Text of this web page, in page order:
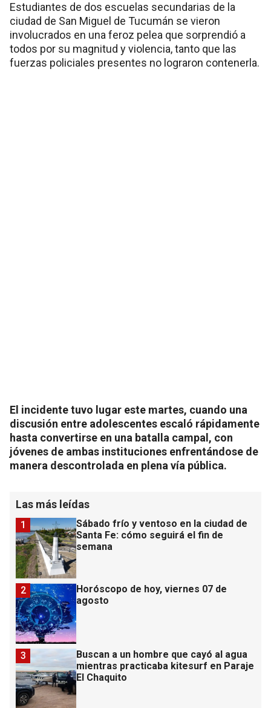
Estudiantes de dos escuelas secundarias de la
ciudad de San Miguel de Tucumán se vieron
involucrados en una feroz pelea que sorprendió a
todos por su magnitud y violencia, tanto que las
fuerzas policiales presentes no lograron contenerla.
El incidente tuvo lugar este martes, cuando una
discusión entre adolescentes escaló rápidamente
hasta convertirse en una batalla campal, con
jóvenes de ambas instituciones enfrentándose de
manera descontrolada en plena vía pública.
Las más leídas
Sábado frío y ventoso en la ciudad de
Santa Fe: cómo seguirá el fin de
semana
1
Horóscopo de hoy, viernes 07 de
agosto
2
Buscan a un hombre que cayó al agua
mientras practicaba kitesurf en Paraje
El Chaquito
3